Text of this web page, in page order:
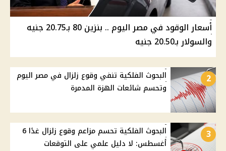
أسعار الوقود في مصر اليوم .. بنزين 80 بـ20.75 جنيه
والسولار بـ20.50 جنيه
2
البحوث الفلكية تنفي وقوع زلزال في مصر اليوم
وتحسم شائعات الهزة المدمرة
3
البحوث الفلكية تحسم مزاعم وقوع زلزال غدًا 6
أغسطس: لا دليل علمي على التوقعات